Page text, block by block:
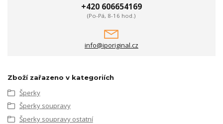
+420 606654169
(Po-Pá, 8-16 hod.)
info@iporiginal.cz
Zboží zařazeno v kategoriích
Šperky
Šperky soupravy
Šperky soupravy ostatní